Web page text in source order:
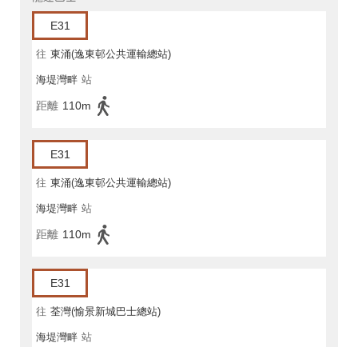
E31
往 東涌(逸東邨公共運輸總站)
海堤灣畔 站
距離 110m
E31
往 東涌(逸東邨公共運輸總站)
海堤灣畔 站
距離 110m
E31
往 荃灣(愉景新城巴士總站)
海堤灣畔 站